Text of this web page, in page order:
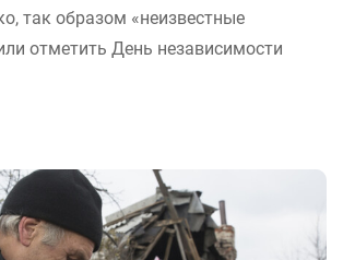
так образом «неизвестные
отметить День независимости